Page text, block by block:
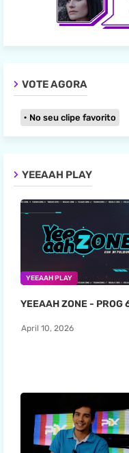
VOTE AGORA
No seu clipe favorito
YEEAAH PLAY
YEEAAH PLAY
YEEAAH ZONE - PROG
April 10, 2026